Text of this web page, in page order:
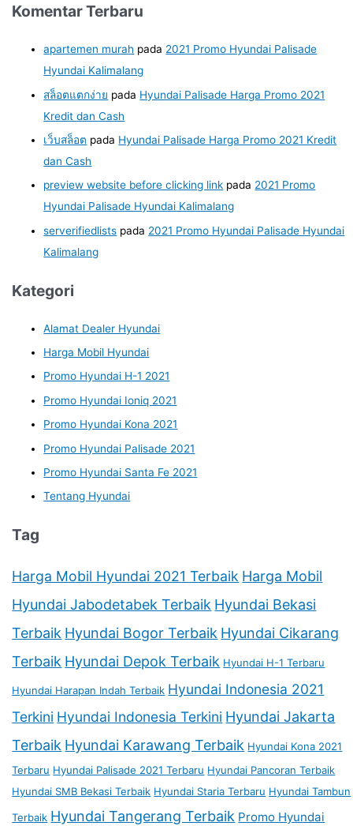
Komentar Terbaru
apartemen murah pada 2021 Promo Hyundai Palisade
Hyundai Kalimalang
สล็อตแตกง่าย pada Hyundai Palisade Harga Promo 2021
Kredit dan Cash
เว็บสล็อต pada Hyundai Palisade Harga Promo 2021 Kredit
dan Cash
preview website before clicking link pada 2021 Promo
Hyundai Palisade Hyundai Kalimalang
serverifiedlists pada 2021 Promo Hyundai Palisade Hyundai
Kalimalang
Kategori
Alamat Dealer Hyundai
Harga Mobil Hyundai
Promo Hyundai H-1 2021
Promo Hyundai Ioniq 2021
Promo Hyundai Kona 2021
Promo Hyundai Palisade 2021
Promo Hyundai Santa Fe 2021
Tentang Hyundai
Tag
Harga Mobil Hyundai 2021 Terbaik Harga Mobil
Hyundai Jabodetabek Terbaik Hyundai Bekasi
Terbaik Hyundai Bogor Terbaik Hyundai Cikarang
Terbaik Hyundai Depok Terbaik Hyundai H-1 Terbaru
Hyundai Harapan Indah Terbaik Hyundai Indonesia 2021
Terkini Hyundai Indonesia Terkini Hyundai Jakarta
Terbaik Hyundai Karawang Terbaik Hyundai Kona 2021
Terbaru Hyundai Palisade 2021 Terbaru Hyundai Pancoran Terbaik
Hyundai SMB Bekasi Terbaik Hyundai Staria Terbaru Hyundai Tambun
Terbaik Hyundai Tangerang Terbaik Promo Hyundai